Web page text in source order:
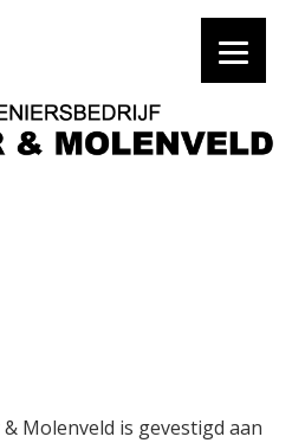
Molenveld is gevestigd aan